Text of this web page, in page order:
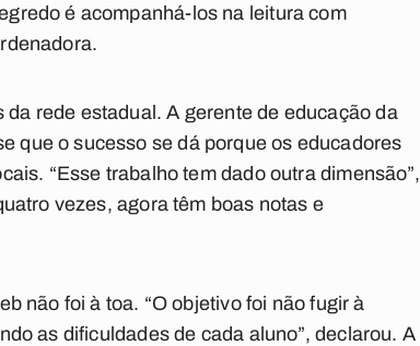
é acompanhá-los na leitura com
rede estadual. A gerente de educação da
que o sucesso se dá porque os educadores
“Esse trabalho tem dado outra dimensão”,
vezes, agora têm boas notas e
não foi à toa. “O objetivo foi não fugir à
as dificuldades de cada aluno”, declarou. A